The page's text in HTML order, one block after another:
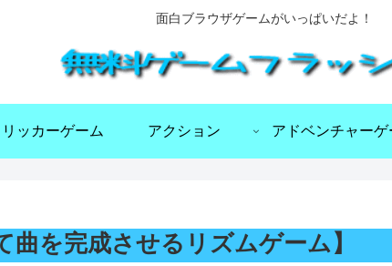
面白ブラウザゲームがいっぱいだよ！
ッカーゲーム アクション アドベンチャーゲ
を完成させるリズムゲーム】